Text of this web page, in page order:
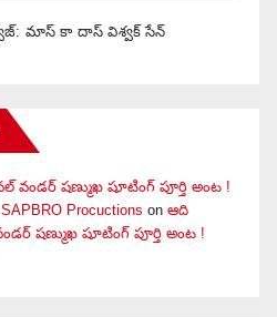
మాస్ కా దాస్ విశ్వక్ సేన్
ష‌ణ్ముఖ షూటింగ్ పూర్తి అంట !
Procuctions on ఆది
ష‌ణ్ముఖ షూటింగ్ పూర్తి అంట !